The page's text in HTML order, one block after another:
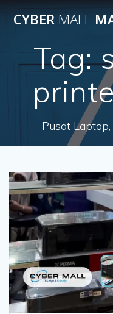
CYBER MALL
Tag:
Pusat